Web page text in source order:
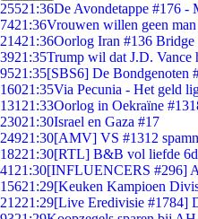
25521:36De Avondetappe #176 -
7421:36Vrouwen willen geen
21421:36Oorlog Iran #136
3921:35Trump wil dat J.D. Vance
9521:35[SBS6] De Bondgenoten
16021:35Via Pecunia - Het geld
131 21:33Oorlog in Oekraïne
23021:30Israel en Gaza #17
24921:30[AMV] VS #1312
18221:30[RTL] B&B vol liefde
41 21:30[INFLUENCERS #296]
15621:29[Keuken Kampioen
21221:29[Live Eredivisie #1784]